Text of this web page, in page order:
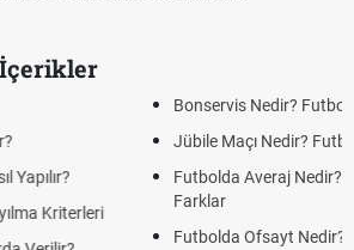
Bonservis Sistemi Nasıl İşler?
Futbolda Jübile Yapmak Ne Anlama Gelir?
Genel Averaj ve İkili Averaj Arasındaki
Ofsayt Nasıl ve Neden Olur?